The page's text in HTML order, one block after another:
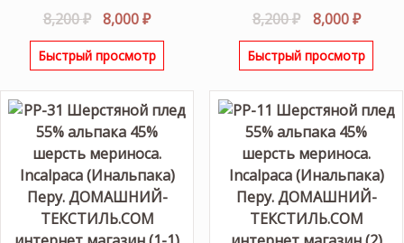
8,200₽
Первоначальная
цена
составляла
8,000₽Текущая
цена:
8,000 ₽.
Быстрый просмотр
8,200₽
цена
составляла
8,000₽
цена:
8,000
Быстрый просмотр